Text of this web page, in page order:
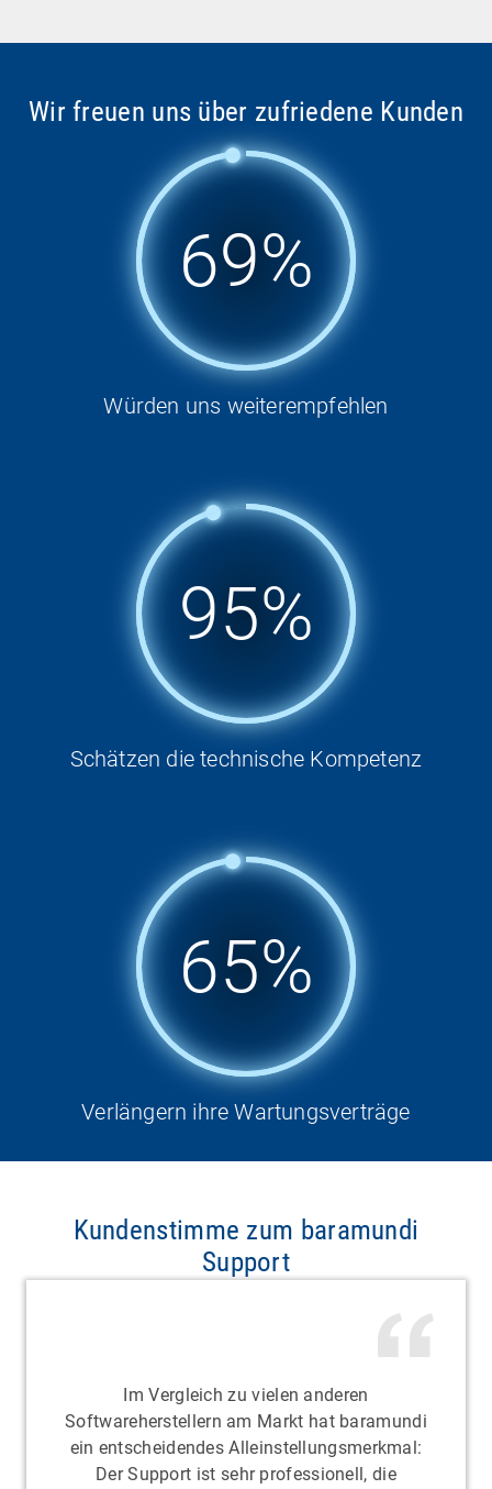
Wir freuen uns über zufriedene Kunden
98%
Würden uns weiterempfehlen
95%
Schätzen die technische Kompetenz
98%
Verlängern ihre Wartungsverträge
Kundenstimme zum baramundi
Support
Im Vergleich zu vielen anderen
Softwareherstellern am Markt hat baramundi
ein entscheidendes Alleinstellungsmerkmal:
Der Support ist sehr professionell, die